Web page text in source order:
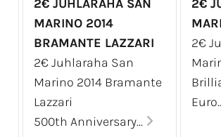
2€ JUHLARAHA SAN
MARINO 2014
BRAMANTE LAZZARI
2€ Juhlaraha San
Marino 2014 Bramante
Lazzari
500th Anniversary...
2€
2€